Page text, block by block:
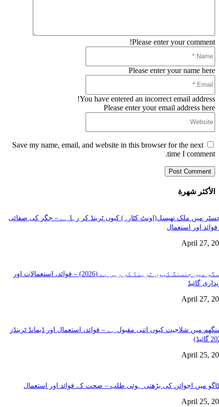
Please enter your comment!
Please enter your name here
You have entered an incorrect email address!
Please enter your email address here
Save my name, email, and website in this browser for the next
time I comment.
الأكثر شهرة
میں ملک تھیسل(اونٹ کٹارہ) کیوں ٹرینڈ کر رہا ہے – جگر کی صفائی
اور استعمال
April 27,
گلاسگو میں جنسنگ کیوں ٹرینڈ کر رہی ہے (2026) – فوائد، استعمالات اور
گائیڈ
April 27,
میں شلاجیت کیوں اتنی مقبول ہے – فوائد، استعمال اور ڈیمانڈ ٹرینڈز
April 25,
میں اجوائن کی بڑھتی ہوئی طلب – صحت کے فوائد اور استعمال
April 25,